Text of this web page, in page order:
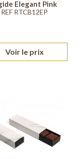
Elegant Pink
REF RTCB12EP
Voir le prix